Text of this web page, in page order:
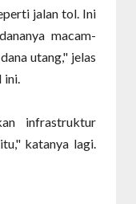
jalan tol. Ini
macam-
utang," jelas
ini.
infrastruktur
katanya lagi.